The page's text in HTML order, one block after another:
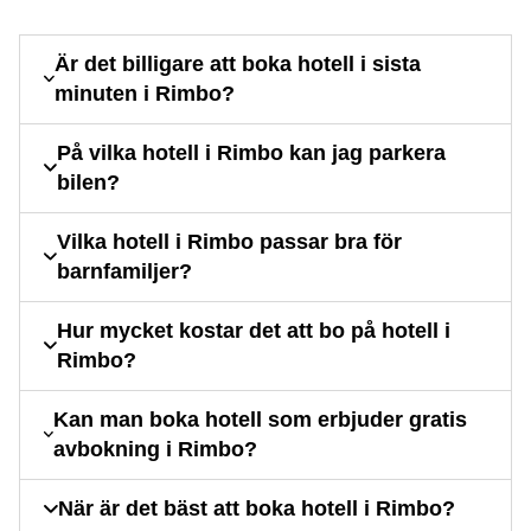
Är det billigare att boka hotell i sista
minuten i Rimbo?
På vilka hotell i Rimbo kan jag parkera
bilen?
Vilka hotell i Rimbo passar bra för
barnfamiljer?
Hur mycket kostar det att bo på hotell i
Rimbo?
Kan man boka hotell som erbjuder gratis
avbokning i Rimbo?
När är det bäst att boka hotell i Rimbo?